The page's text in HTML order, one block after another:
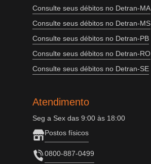
Consulte seus débitos no Detran-MA
Consulte seus débitos no Detran-MS
Consulte seus débitos no Detran-PB
Consulte seus débitos no Detran-RO
Consulte seus débitos no Detran-SE
Atendimento
Seg a Sex das 9:00 às 18:00
Postos físicos
0800-887-0499